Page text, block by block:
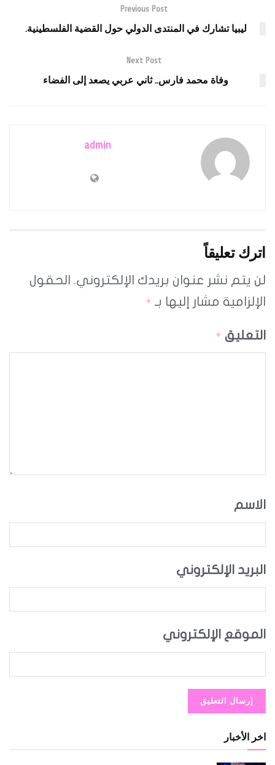
Previous Post
ليبيا تشارك في المنتدى الدولي حول القضية الفلسطينية.
Next Post
وفاة محمد فارس.. ثاني عربي يصعد إلى الفضاء
admin
اترك تعليقاً
لن يتم نشر عنوان بريدك الإلكتروني. الحقول
الإلزامية مشار إليها بـ *
التعليق *
الاسم
البريد الإلكتروني
الموقع الإلكتروني
اخر الأخبار